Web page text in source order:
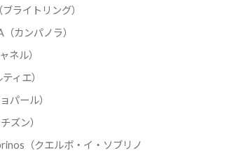
ライトリング）
カンパノラ）
ネル）
ィエ）
パール）
ズン）
（クエルボ・イ・ソブリノ